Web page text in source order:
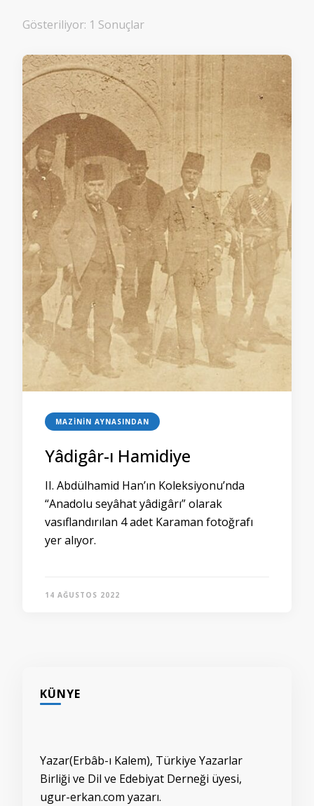
Gösteriliyor: 1 Sonuçlar
MAZININ AYNASINDAN
Yâdigâr-ı Hamidiye
II. Abdülhamid Han’ın Koleksiyonu’nda
“Anadolu seyâhat yâdigârı” olarak
vasıflandırılan 4 adet Karaman fotoğrafı
yer alıyor.
14 AĞUSTOS 2022
KÜNYE
Yazar(Erbâb-ı Kalem), Türkiye Yazarlar
Birliği ve Dil ve Edebiyat Derneği üyesi,
ugur-erkan.com yazarı.